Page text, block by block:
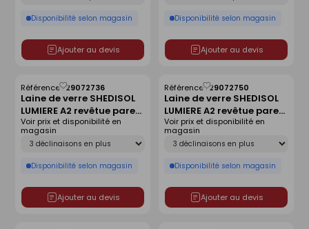
Disponibilité selon magasin
Ajouter au devis
Disponibilité selon magasin
Ajouter au devis
Laine de verre SHEDISOL
LUMIERE A2 revêtue pare-
vapeur - 1,50x1m
Ep.80mm - R=2,25m².K/W.
Référence :29072736
Déclinaison
Disponibilité selon magasin
Voir prix et disponibilité en
magasin
Ajouter au devis
Enregistrer
comme
liste
Laine de verre SHEDISOL
LUMIERE A2 revêtue pare-
vapeur - 1,50x1m
Ep.50mm - R=1,55m².K/W.
Référence :29072750
Déclinaison
Disponibilité selon magasin
Voir prix et disponibilité en
magasin
Ajouter au devis
Enregistrer
comme
liste